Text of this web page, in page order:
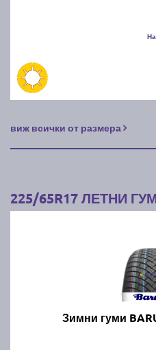
виж всички от размера
225/65R17 ЛЕТНИ
Зимни гуми